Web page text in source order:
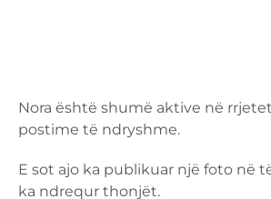
Nora është shumë aktive në
postime të ndryshme.
E sot ajo ka publikuar një foto në
ka ndrequr thonjët.